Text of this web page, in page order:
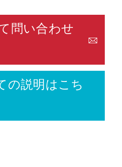
問い合わせ
説明はこち